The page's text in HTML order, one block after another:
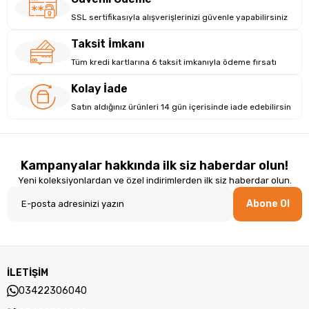
Öne Çıkan Özellikler
SSL sertifikasıyla alışverişlerinizi güvenle yapabilirsiniz
Taksit İmkanı
Tüm kredi kartlarına 6 taksit imkanıyla ödeme fırsatı
Kolay İade
Satın aldığınız ürünleri 14 gün içerisinde iade edebilirsin
Kampanyalar hakkında ilk siz haberdar olun!
Yeni koleksiyonlardan ve özel indirimlerden ilk siz haberdar olun.
Abone Ol
İLETİŞİM
03422306040